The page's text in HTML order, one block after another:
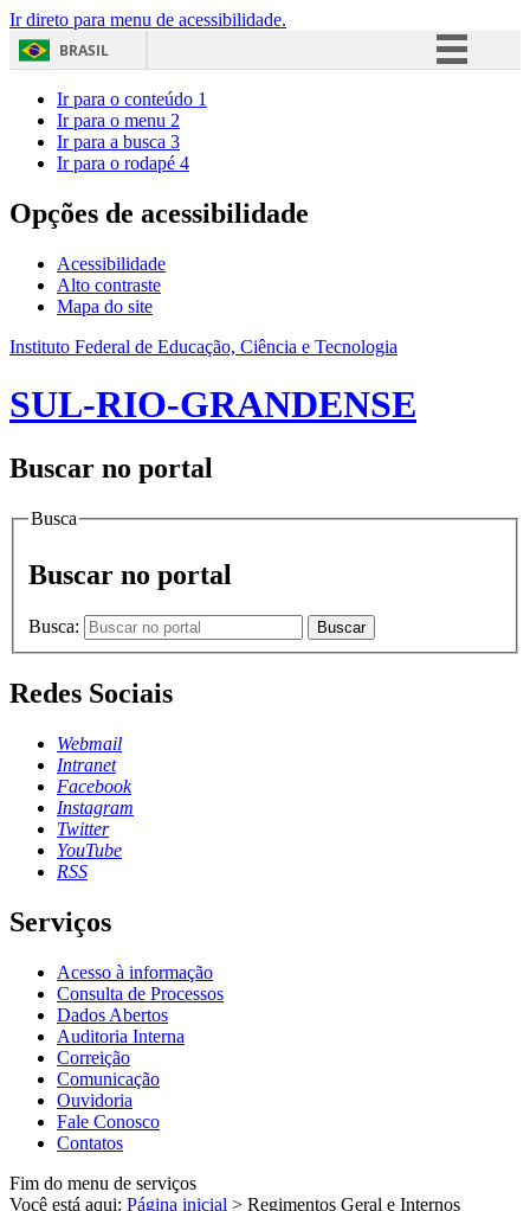
Ir direto para menu de acessibilidade.
BRASIL
Acesso à informação
Ir para o conteúdo 1
Ir para o menu 2
Ir para a busca 3
Ir para o rodapé 4
Opções de acessibilidade
Acessibilidade
Alto contraste
Mapa do site
Instituto Federal de Educação, Ciência e Tecnologia
SUL-RIO-GRANDENSE
Buscar no portal
Busca
Buscar no portal
Busca: Buscar
Redes Sociais
Webmail
Intranet
Facebook
Instagram
Twitter
YouTube
RSS
Serviços
Acesso à informação
Consulta de Processos
Dados Abertos
Auditoria Interna
Correição
Comunicação
Ouvidoria
Fale Conosco
Contatos
Fim do menu de serviços
Você está aqui: Página inicial > Regimentos Geral e Internos